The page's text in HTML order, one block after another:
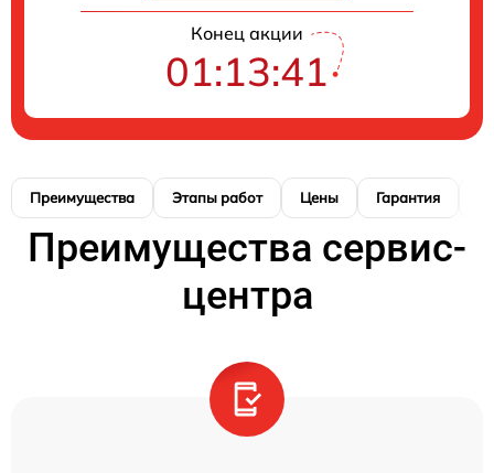
Конец акции
01:13:39
Преимущества Этапы работ Цены Гарантия
Преимущества сервис-
центра